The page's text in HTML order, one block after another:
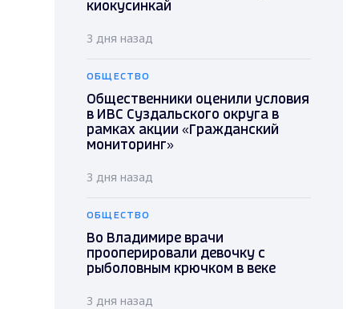
киокусинкай
3 дня назад
ОБЩЕСТВО
Общественники оценили условия
в ИВС Суздальского округа в
рамках акции «Гражданский
мониторинг»
3 дня назад
ОБЩЕСТВО
Во Владимире врачи
прооперировали девочку с
рыболовным крючком в веке
3 дня назад